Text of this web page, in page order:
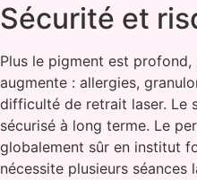
Sécurité et
Plus le pigment est
augmente : allergies,
difficulté de retrait laser. Le
sécurisé à long terme. Le
globalement sûr en institut
nécessite plusieurs